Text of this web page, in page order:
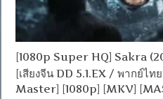
[1080p Super HQ] Sakra
[เสียงจีน DD 5.1.EX / พากย์ไท
Master] [1080p] [MKV]